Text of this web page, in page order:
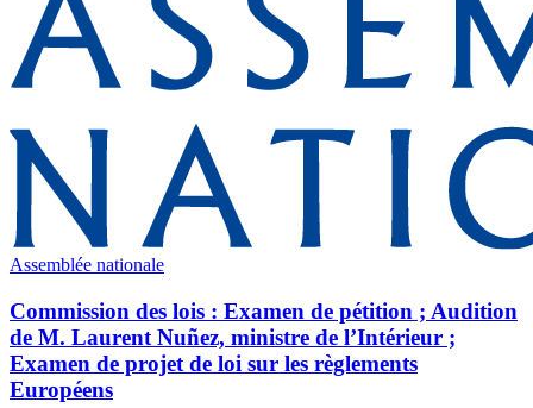
Assemblée nationale
Commission des lois : Examen de pétition ; Audition
de M. Laurent Nuñez, ministre de l’Intérieur ;
Examen de projet de loi sur les règlements
Européens